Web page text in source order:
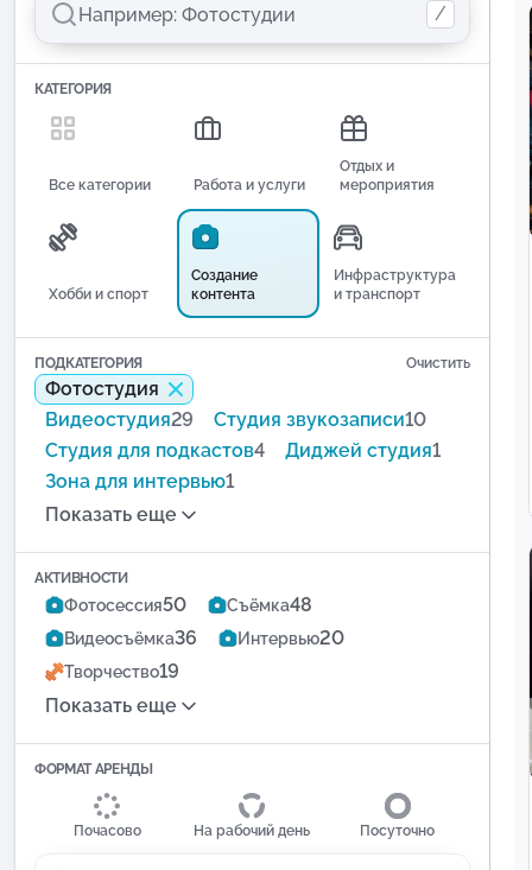
/
КАТЕГОРИЯ
Все категории Работа и услуги
Отдых и
мероприятия
Хобби и спорт
Создание
контента
Инфраструктура
и транспорт
ПОДКАТЕГОРИЯ Очистить
Фотостудия
Видеостудия29 Студия звукозаписи10
Студия для подкастов4 Диджей студия1
Зона для интервью1
Показать еще
АКТИВНОСТИ
Фотосессия50 Съёмка48
Видеосъёмка36 Интервью20
Творчество19
Показать еще
ФОРМАТ АРЕНДЫ
Почасово На рабочий день Посуточно